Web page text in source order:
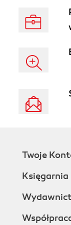
Twoje
Księgarnia